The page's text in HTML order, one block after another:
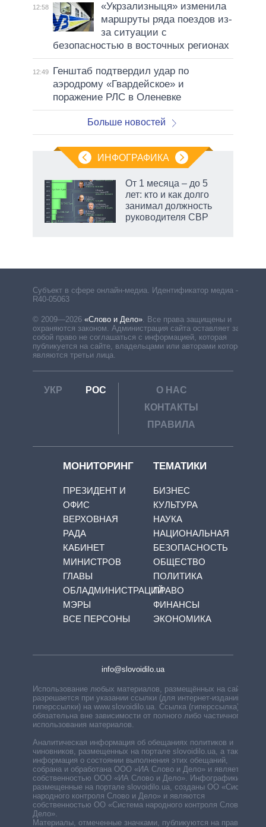
12:58
«Укрзализныця» изменила
маршруты ряда поездов из-
за ситуации с
безопасностью в восточных регионах
12:49
Генштаб подтвердил удар по
аэродрому «Гвардейское» и
поражение РЛС в Оленевке
Больше новостей
ИНФОГРАФИКА
От 1 месяца – до 5
лет: кто и как долго
занимал должность
руководителя СВР
Субъект в сфере онлайн-медиа. Идентификатор медиа –
R40-05063
© 2009—2026 «Слово и Дело». Все права защищены и
охраняются законом. Администрация сайта оставляет за
собой право не соглашаться с информацией, которая
публикуется на сайте, владельцами или авторами которой
являются третьи лица.
УКР РОС
О НАС
КОНТАКТЫ
ПРАВИЛА
МОНИТОРИНГ
ПРЕЗИДЕНТ И
ОФИС
ВЕРХОВНАЯ
РАДА
КАБИНЕТ
МИНИСТРОВ
ГЛАВЫ
ОБЛАДМИНИСТРАЦИЙ
МЭРЫ
ВСЕ ПЕРСОНЫ
ТЕМАТИКИ
БИЗНЕС
КУЛЬТУРА
НАУКА
НАЦИОНАЛЬНАЯ
БЕЗОПАСНОСТЬ
ОБЩЕСТВО
ПОЛИТИКА
ПРАВО
ФИНАНСЫ
ЭКОНОМИКА
info@slovoidilo.ua
Использование любых материалов, размещённых на сайте,
разрешается при указании ссылки (для интернет-изданий —
гиперссылки) на www.slovoidilo.ua. Ссылка (гиперссылка)
обязательна вне зависимости от полного либо частичного
использования материалов.
Аналитическая информация об обещаниях политиков и
чиновников, размещенных на портале slovoidilo.ua, а также
информация о состоянии выполнения этих обещаний,
собрана и обработана ООО «ИА Слово и Дело» и является
собственностью ООО «ИА Слово и Дело». Инфографики,
размещенные на портале slovoidilo.ua, созданы ОО «Система
народного контроля Слово и Дело» и являются
собственностью ОО «Система народного контроля Слово и
Дело».
Материалы, отмеченные значками, публикуются на правах